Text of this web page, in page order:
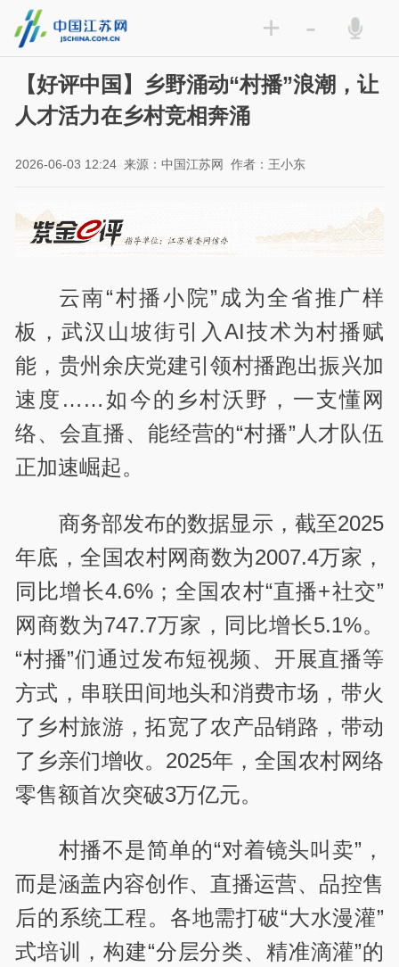
+ -
【好评中国】乡野涌动“村播”浪潮，让
人才活力在乡村竞相奔涌
2026-06-03 12:24 来源：中国江苏网 作者：王小东
云南“村播小院”成为全省推广样
板，武汉山坡街引入AI技术为村播赋
能，贵州余庆党建引领村播跑出振兴加
速度……如今的乡村沃野，一支懂网
络、会直播、能经营的“村播”人才队伍
正加速崛起。
商务部发布的数据显示，截至2025
年底，全国农村网商数为2007.4万家，
同比增长4.6%；全国农村“直播+社交”
网商数为747.7万家，同比增长5.1%。
“村播”们通过发布短视频、开展直播等
方式，串联田间地头和消费市场，带火
了乡村旅游，拓宽了农产品销路，带动
了乡亲们增收。2025年，全国农村网络
零售额首次突破3万亿元。
村播不是简单的“对着镜头叫卖”，
而是涵盖内容创作、直播运营、品控售
后的系统工程。各地需打破“大水漫灌”
式培训，构建“分层分类、精准滴灌”的